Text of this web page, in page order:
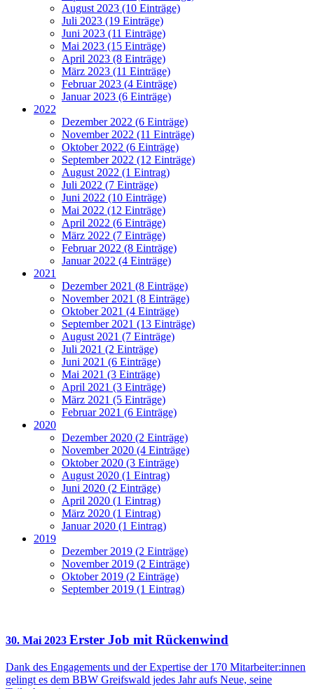
August 2023 (10 Einträge)
Juli 2023 (19 Einträge)
Juni 2023 (11 Einträge)
Mai 2023 (15 Einträge)
April 2023 (8 Einträge)
März 2023 (11 Einträge)
Februar 2023 (4 Einträge)
Januar 2023 (6 Einträge)
2022
Dezember 2022 (6 Einträge)
November 2022 (11 Einträge)
Oktober 2022 (6 Einträge)
September 2022 (12 Einträge)
August 2022 (1 Eintrag)
Juli 2022 (7 Einträge)
Juni 2022 (10 Einträge)
Mai 2022 (12 Einträge)
April 2022 (6 Einträge)
März 2022 (7 Einträge)
Februar 2022 (8 Einträge)
Januar 2022 (4 Einträge)
2021
Dezember 2021 (8 Einträge)
November 2021 (8 Einträge)
Oktober 2021 (4 Einträge)
September 2021 (13 Einträge)
August 2021 (7 Einträge)
Juli 2021 (2 Einträge)
Juni 2021 (6 Einträge)
Mai 2021 (3 Einträge)
April 2021 (3 Einträge)
März 2021 (5 Einträge)
Februar 2021 (6 Einträge)
2020
Dezember 2020 (2 Einträge)
November 2020 (4 Einträge)
Oktober 2020 (3 Einträge)
August 2020 (1 Eintrag)
Juni 2020 (2 Einträge)
April 2020 (1 Eintrag)
März 2020 (1 Eintrag)
Januar 2020 (1 Eintrag)
2019
Dezember 2019 (2 Einträge)
November 2019 (2 Einträge)
Oktober 2019 (2 Einträge)
September 2019 (1 Eintrag)
30. Mai 2023 Erster Job mit Rückenwind
Dank des Engagements und der Expertise der 170 Mitarbeiter:innen
gelingt es dem BBW Greifswald jedes Jahr aufs Neue, seine